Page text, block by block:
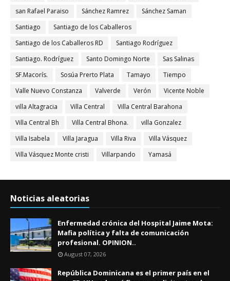
san Rafael Paraiso
Sánchez Ramrez
Sánchez Saman
Santiago
Santiago de los Caballeros
Santiago de los Caballeros RD
Santiago Rodríguez
Santiago. Rodríguez
Santo Domingo Norte
Sas Salinas
SF.Macorís.
Sosúa Prerto Plata Tamayo
Tiempo
Valle Nuevo Constanza
Valverde Verón
Vicente Noble
villa Altagracia
Villa Central
Villa Central Barahona
Villa Central Bh
Villa Central Bhona.
villa Gonzalez
Villa Isabela
Villa Jaragua Villa Riva
Villa Vásquez
Villa Vásquez Monte cristi
Villarpando Yamasá
Noticias aleatorias
Enfermedad crónica del Hospital Jaime Mota:
Mafia política y falta de comunicación
profesional. OPINION..
August 07, 2026
República Dominicana es el primer país en el